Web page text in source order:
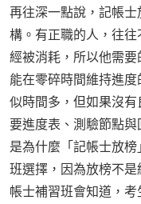
再往深一點說，記帳
構。有正職的人，往
經被消耗，所以他需
能在零碎時間維持進
似時間多，但如果沒
要進度表、測驗節點
是為什麼「記帳士放
班選擇，因為放榜不
帳士補習班會知道，